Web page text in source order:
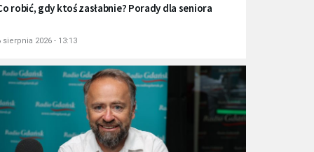
robić, gdy ktoś zasłabnie? Porady dla seniora
sierpnia 2026 - 13:13